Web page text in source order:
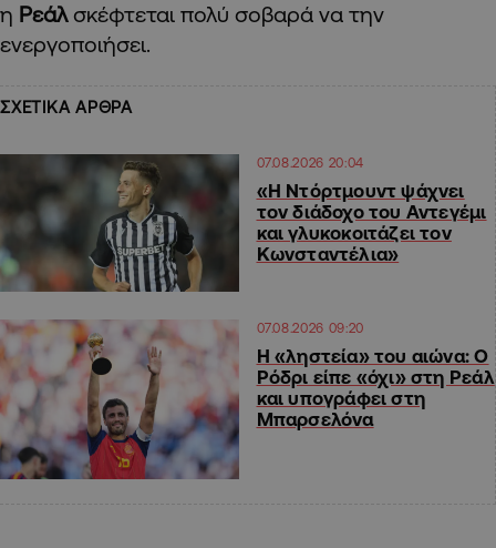
η Ρεάλσκέφτεται πολύ σοβαρά να την
ενεργοποιήσει.
ΣΧΕΤΙΚΑ ΑΡΘΡΑ
07.08.2026 20:04
«Η Ντόρτμουντ ψάχνει
τον διάδοχο του Αντεγέμι
και γλυκοκοιτάζει τον
Κωνσταντέλια»
07.08.2026 09:20
Η «ληστεία» του αιώνα: Ο
Ρόδρι είπε «όχι» στη Ρεάλ
και υπογράφει στη
Μπαρσελόνα